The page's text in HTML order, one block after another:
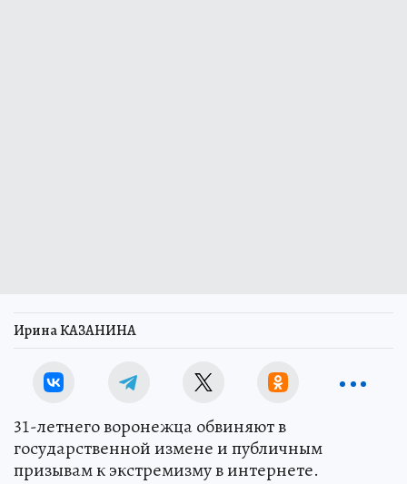
Ирина КАЗАНИНА
31-летнего воронежца обвиняют в
государственной измене и публичным
призывам к экстремизму в интернете.